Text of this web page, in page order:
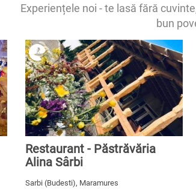
Experiențele noi - te lasă fără
bun
Restaurant - Păstrăvăria
Alina Sârbi
Sarbi (Budesti), Maramures